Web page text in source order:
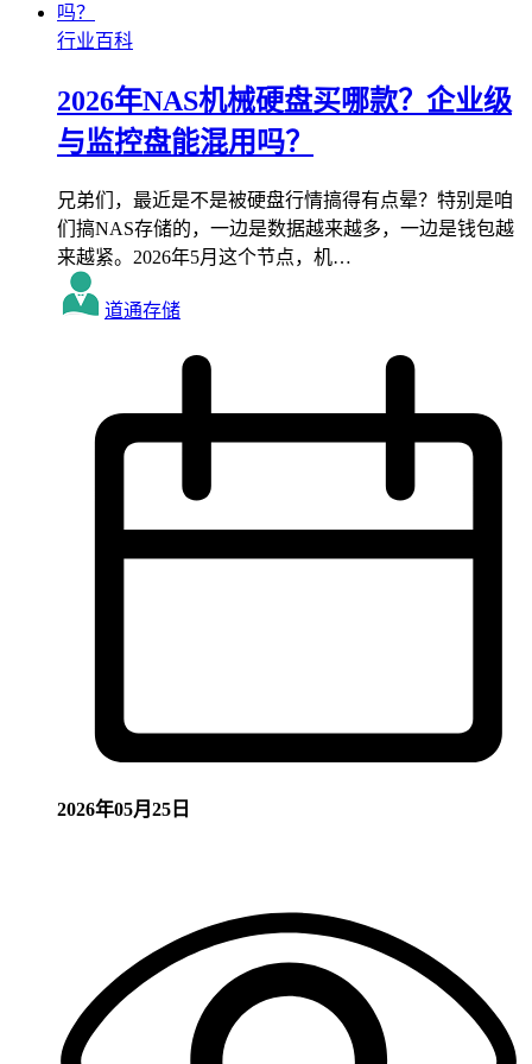
行业百科
2026年NAS机械硬盘买哪款？企业级
与监控盘能混用吗？
兄弟们，最近是不是被硬盘行情搞得有点晕？特别是咱
们搞NAS存储的，一边是数据越来越多，一边是钱包越
来越紧。2026年5月这个节点，机…
道通存储
2026年05月25日